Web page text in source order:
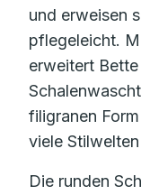
und erweisen
pflegeleicht.
erweitert
filigranen
viele
Die runden